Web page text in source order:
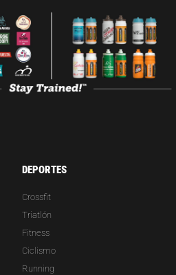
DEPORTES
Crossfit
Triatlón
Fitness
Ciclismo
Running